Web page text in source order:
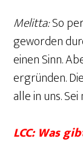
Melitta:So
geworden
einen Sinn.
ergründen.
alle in uns.
LCC: Was